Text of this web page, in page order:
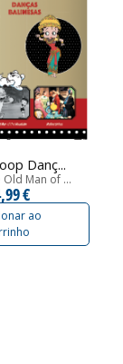
Danç...
Old Man of ...
€
ao